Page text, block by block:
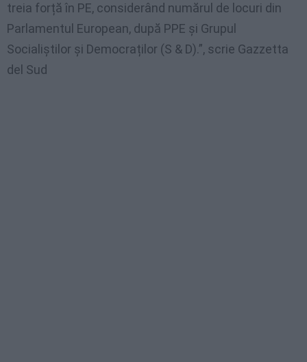
treia forță în PE, considerând numărul de locuri din
Parlamentul European, după PPE și Grupul
Socialiștilor și Democraților (S & D).”, scrie Gazzetta
del Sud